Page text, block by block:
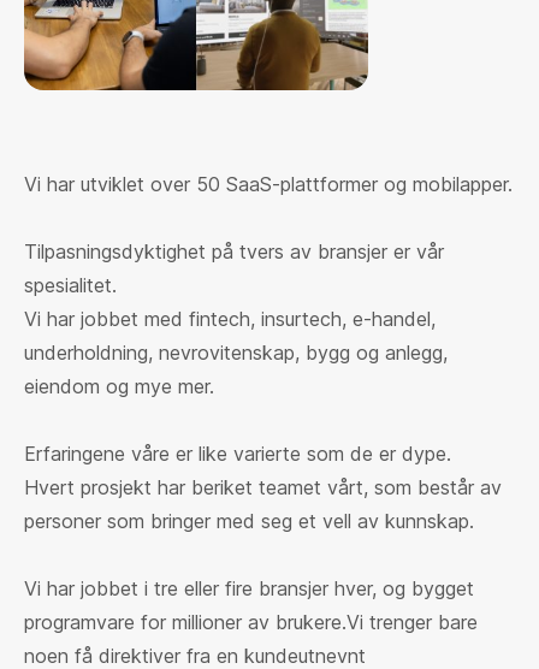
Vi har utviklet over 50 SaaS-plattformer og mobilapper.
Tilpasningsdyktighet på tvers av bransjer er vår
spesialitet.
Vi har jobbet med fintech, insurtech, e-handel,
underholdning, nevrovitenskap, bygg og anlegg,
eiendom og mye mer.
Erfaringene våre er like varierte som de er dype.
Hvert prosjekt har beriket teamet vårt, som består av
personer som bringer med seg et vell av kunnskap.
Vi har jobbet i tre eller fire bransjer hver, og bygget
programvare for millioner av brukere.Vi trenger bare
noen få direktiver fra en kundeutnevnt